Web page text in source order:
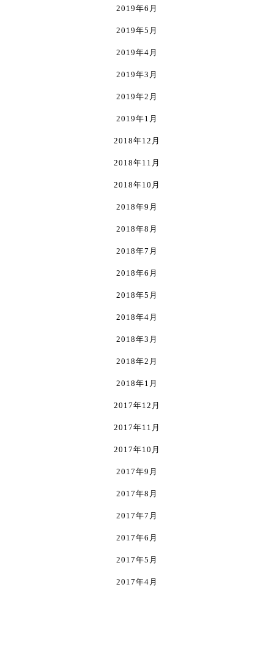
2019年6月
2019年5月
2019年4月
2019年3月
2019年2月
2019年1月
2018年12月
2018年11月
2018年10月
2018年9月
2018年8月
2018年7月
2018年6月
2018年5月
2018年4月
2018年3月
2018年2月
2018年1月
2017年12月
2017年11月
2017年10月
2017年9月
2017年8月
2017年7月
2017年6月
2017年5月
2017年4月